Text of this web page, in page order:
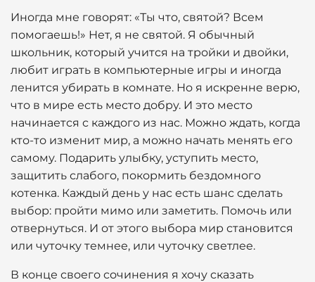
Иногда мне говорят: «Ты что, святой? Всем
помогаешь!» Нет, я не святой. Я обычный
школьник, который учится на тройки и двойки,
любит играть в компьютерные игры и иногда
ленится убирать в комнате. Но я искренне верю,
что в мире есть место добру. И это место
начинается с каждого из нас. Можно ждать, когда
кто-то изменит мир, а можно начать менять его
самому. Подарить улыбку, уступить место,
защитить слабого, покормить бездомного
котенка. Каждый день у нас есть шанс сделать
выбор: пройти мимо или заметить. Помочь или
отвернуться. И от этого выбора мир становится
или чуточку темнее, или чуточку светлее.
В конце своего сочинения я хочу сказать